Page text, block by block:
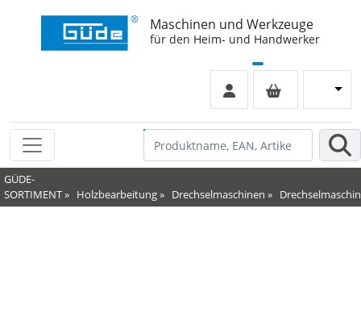
Maschinen und Werkzeuge
für den Heim- und Handwerker
GÜDE-
SORTIMENT» Holzbearbeitung» Drechselmaschinen »